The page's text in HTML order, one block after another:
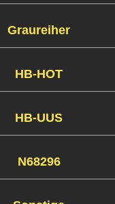
Graureiher
HB-HOT
HB-UUS
N68296